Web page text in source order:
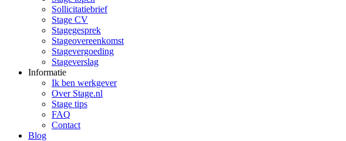
Sollicitatiebrief
Stage CV
Stagegesprek
Stageovereenkomst
Stagevergoeding
Stageverslag
Informatie
Ik ben werkgever
Over Stage.nl
Stage tips
FAQ
Contact
Blog